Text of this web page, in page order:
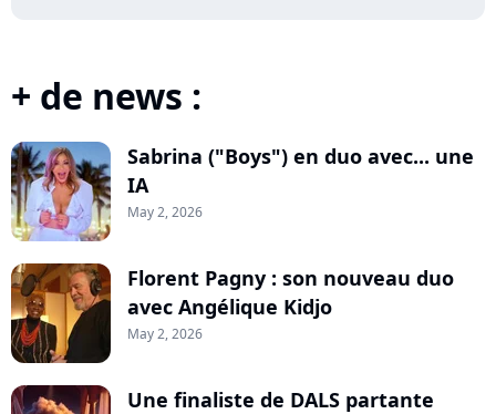
+ de news :
Sabrina ("Boys") en duo avec... une
IA
May 2, 2026
Florent Pagny : son nouveau duo
avec Angélique Kidjo
May 2, 2026
Une finaliste de DALS partante